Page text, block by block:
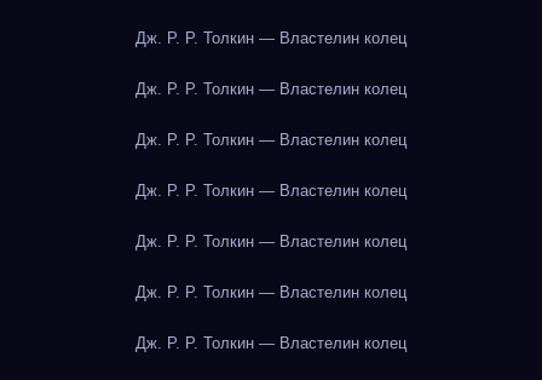
Дж. Р. Р. Толкин — Властелин колец
Дж. Р. Р. Толкин — Властелин колец
Дж. Р. Р. Толкин — Властелин колец
Дж. Р. Р. Толкин — Властелин колец
Дж. Р. Р. Толкин — Властелин колец
Дж. Р. Р. Толкин — Властелин колец
Дж. Р. Р. Толкин — Властелин колец